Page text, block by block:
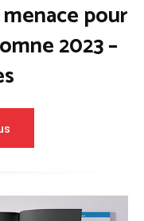
pour
2023 –